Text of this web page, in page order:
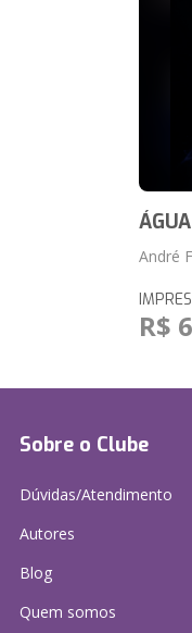
ÁGUA
André
R$
Sobre o Clube
Dúvidas/Atendimento
Autores
Blog
Quem somos